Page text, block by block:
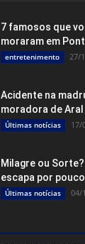
7 famosos que
moraram em
entretenimento 27/
Acidente na
moradora de
Últimas notícias 17/
Milagre ou
escapa por
Últimas notícias 04/